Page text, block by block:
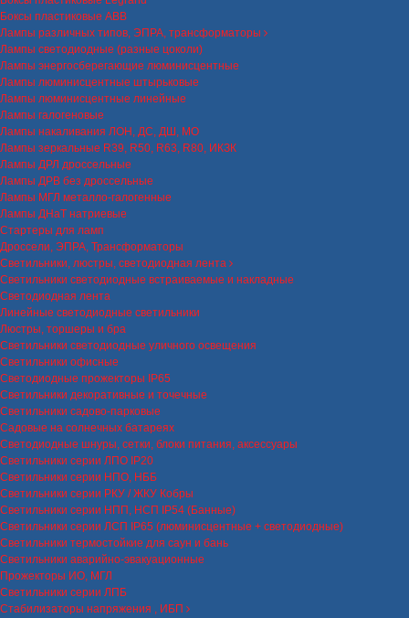
Боксы пластиковые ABB
Лампы различных типов, ЭПРА, трансформаторы
Лампы светодиодные (разные цоколи)
Лампы энергосберегающие люминисцентные
Лампы люминисцентные штырьковые
Лампы люминисцентные линейные
Лампы галогеновые
Лампы накаливания ЛОН, ДС, ДШ, МО
Лампы зеркальные R39, R50, R63, R80, ИКЗК
Лампы ДРЛ дроссельные
Лампы ДРВ без дроссельные
Лампы МГЛ металло-галогенные
Лампы ДНаТ натриевые
Стартеры для ламп
Дроссели, ЭПРА, Трансформаторы
Светильники, люстры, светодиодная лента
Светильники светодиодные встраиваемые и накладные
Светодиодная лента
Линейные светодиодные светильники
Люстры, торшеры и бра
Светильники светодиодные уличного освещения
Светильники офисные
Светодиодные прожекторы IP65
Светильники декоративные и точечные
Светильники садово-парковые
Садовые на солнечных батареях
Светодиодные шнуры, сетки, блоки питания, аксессуары
Светильники серии ЛПО IP20
Светильники серии НПО, НББ
Светильники серии РКУ / ЖКУ Кобры
Светильники серии НПП, НСП IP54 (Банные)
Светильники серии ЛСП IP65 (люминисцентные + светодиодные)
Светильники термостойкие для саун и бань
Светильники аварийно-эвакуационные
Прожекторы ИО, МГЛ
Светильники серии ЛПБ
Стабилизаторы напряжения , ИБП